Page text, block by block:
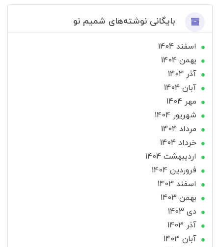
بایگانی نوشته‌های شمیم نو
اسفند 1404
بهمن 1404
آذر 1404
آبان 1404
مهر 1404
شهریور 1404
مرداد 1404
خرداد 1404
ارديبهشت 1404
فروردین 1404
اسفند 1403
بهمن 1403
دی 1403
آذر 1403
آبان 1403